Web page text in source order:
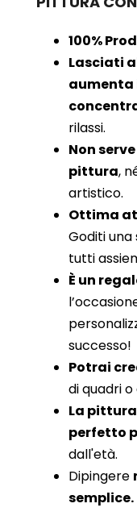
100%
Lasciati
aumenta
rilassi.
Non
pittura,
artistico.
Ottima
Goditi
tutti
È un
successo!
Potrai
di quadri
La
perfetto
dall'età.
Dipingere
semplice.